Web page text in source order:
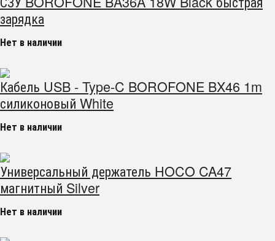
зарядка
Нет в наличии
Кабель USB - Type-C BOROFONE BX46 1m
силиконовый White
Нет в наличии
Универсальный держатель HOCO CA47
магнитный Silver
Нет в наличии